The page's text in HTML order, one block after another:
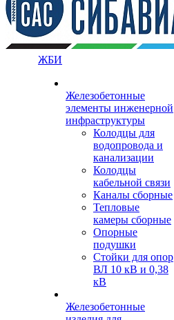
ЖБИ
Железобетонные
элементы инженерной
инфраструктуры
Колодцы для
водопровода и
канализации
Колодцы
кабельной связи
Каналы сборные
Тепловые
камеры сборные
Опорные
подушки
Стойки для опор
ВЛ 10 кВ и 0,38
кВ
Железобетонные